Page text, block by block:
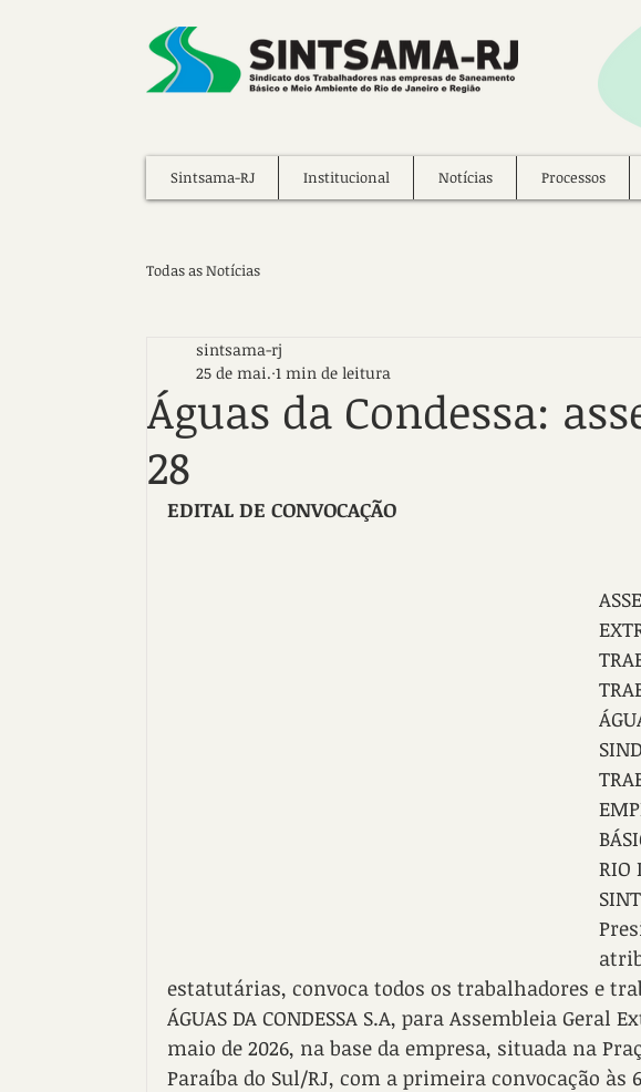
Sintsama-RJ Institucional Notícias Processos
Todas as Notícias
Águas da Condessa:
28
sintsama-rj
25 de mai. 1 min de leitura
EDITAL DE CONVOCAÇÃO
RIO
estatutárias, convoca todos os trabalhadores e
ÁGUAS DA CONDESSA S.A, para Assembleia Geral
maio de 2026, na base da empresa, situada na
Paraíba do Sul/RJ, com a primeira convocação às